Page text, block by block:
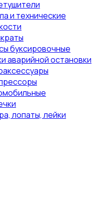
и технические
буксировочные
аварийной остановки
лопаты, лейки